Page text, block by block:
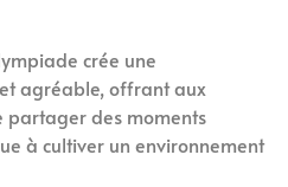
crée une
agréable, offrant aux
partager des moments
à cultiver un environnement